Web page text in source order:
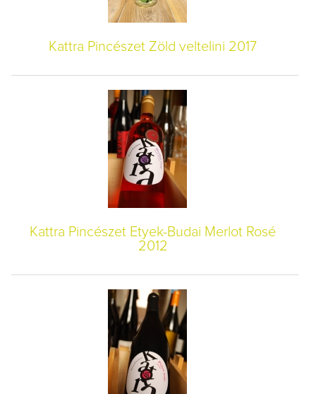
Kattra Pincészet Zöld veltelini 2017
Kattra Pincészet Etyek-Budai Merlot Rosé
2012